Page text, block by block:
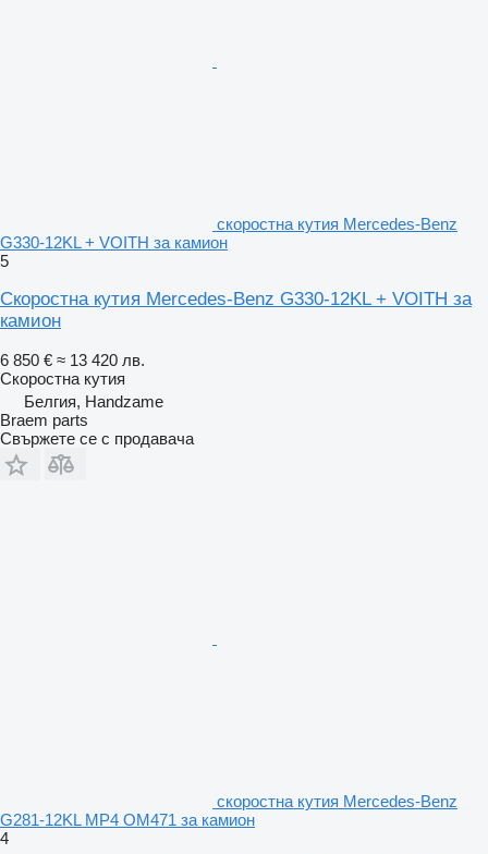
скоростна кутия Mercedes-Benz
G330-12KL + VOITH за камион
5
Скоростна кутия Mercedes-Benz G330-12KL + VOITH за
камион
6 850 € ≈ 13 420 лв.
Скоростна кутия
Белгия, Handzame
Braem parts
Свържете се с продавача
скоростна кутия Mercedes-Benz
G281-12KL MP4 OM471 за камион
4